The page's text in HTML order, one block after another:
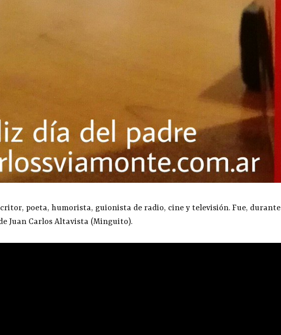
poeta, humorista, guionista de radio, cine y televisión. Fue, durante
Juan Carlos Altavista (Minguito).